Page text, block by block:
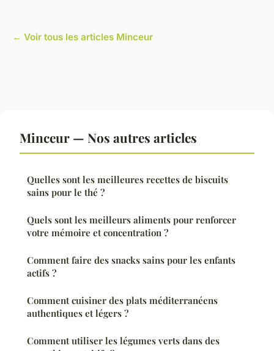
← Voir tous les articles Minceur
Minceur — Nos autres articles
Quelles sont les meilleures recettes de biscuits
sains pour le thé ?
Quels sont les meilleurs aliments pour renforcer
votre mémoire et concentration ?
Comment faire des snacks sains pour les enfants
actifs ?
Comment cuisiner des plats méditerranéens
authentiques et légers ?
Comment utiliser les légumes verts dans des